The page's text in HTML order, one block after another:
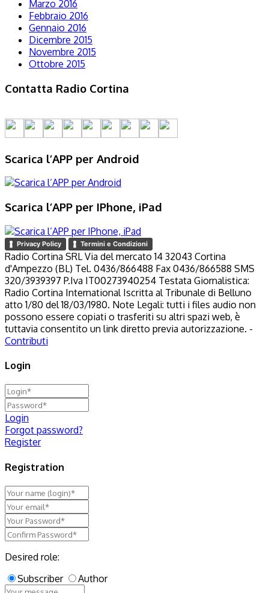
Marzo 2016
Febbraio 2016
Gennaio 2016
Dicembre 2015
Novembre 2015
Ottobre 2015
Contatta Radio Cortina
Scarica l’APP per Android
Scarica l’APP per IPhone, iPad
Privacy Policy Termini e Condizioni
Radio Cortina SRL Via del mercato 14 32043 Cortina
d'Ampezzo (BL) Tel. 0436/866488 Fax 0436/866588 SMS
320/3939397 P.Iva IT00273940254 Testata Giornalistica:
Radio Cortina International Iscritta al Tribunale di Belluno
atto 1/80 del 18/03/1980. Note Legali: tutti i files audio non
possono essere copiati o trasferiti su altri spazi web, è
tuttavia consentito un link diretto previa autorizzazione. -
Contributi
Login
Login
Forgot password?
Register
Registration
Desired role:
Subscriber
Author